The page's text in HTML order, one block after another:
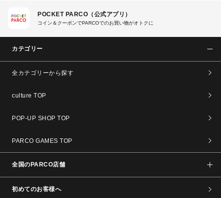
POCKET PARCO（公式アプリ）
コイン＆クーポンでPARCOでのお買い物がオトクに
カテゴリー
全カテゴリーから探す
culture TOP
POP-UP SHOP TOP
PARCO GAMES TOP
全国のPARCO店舗
初めてのお客様へ